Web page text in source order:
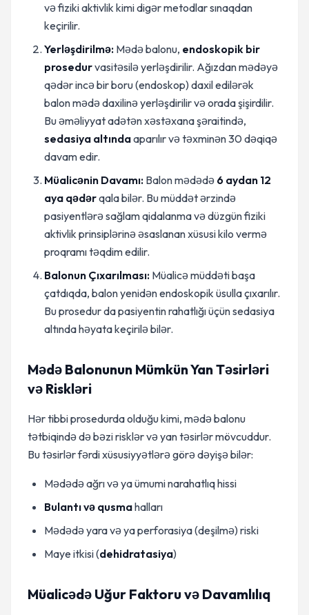
və fiziki aktivlik kimi digər metodlar sınaqdan
keçirilir.
Yerləşdirilmə: Mədə balonu, endoskopik bir
prosedurvasitəsilə yerləşdirilir. Ağızdan mədəyə
qədər incə bir boru (endoskop) daxil edilərək
balon mədə daxilinə yerləşdirilir və orada şişirdilir.
Bu əməliyyat adətən xəstəxana şəraitində,
sedasiya altındaaparılır və təxminən 30 dəqiqə
davam edir.
Müalicənin Davamı: Balon mədədə 6 aydan 12
aya qədərqala bilər. Bu müddət ərzində
pasiyentlərə sağlam qidalanma və düzgün fiziki
aktivlik prinsiplərinə əsaslanan xüsusi kilo vermə
proqramı təqdim edilir.
Balonun Çıxarılması: Müalicə müddəti başa
çatdıqda, balon yenidən endoskopik üsulla çıxarılır.
Bu prosedur da pasiyentin rahatlığı üçün sedasiya
altında həyata keçirilə bilər.
Mədə Balonunun Mümkün Yan Təsirləri
və Riskləri
Hər tibbi prosedurda olduğu kimi, mədə balonu
tətbiqində də bəzi risklər və yan təsirlər mövcuddur.
Bu təsirlər fərdi xüsusiyyətlərə görə dəyişə bilər:
Mədədə ağrı və ya ümumi narahatlıq hissi
Bulantı və qusmahalları
Mədədə yara və ya perforasiya (deşilmə) riski
Maye itkisi (dehidratasiya)
Müalicədə Uğur Faktoru və Davamlılıq